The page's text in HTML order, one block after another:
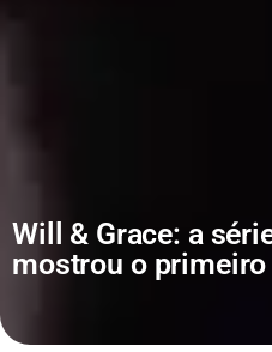
Will & Grace: a
mostrou o primeiro